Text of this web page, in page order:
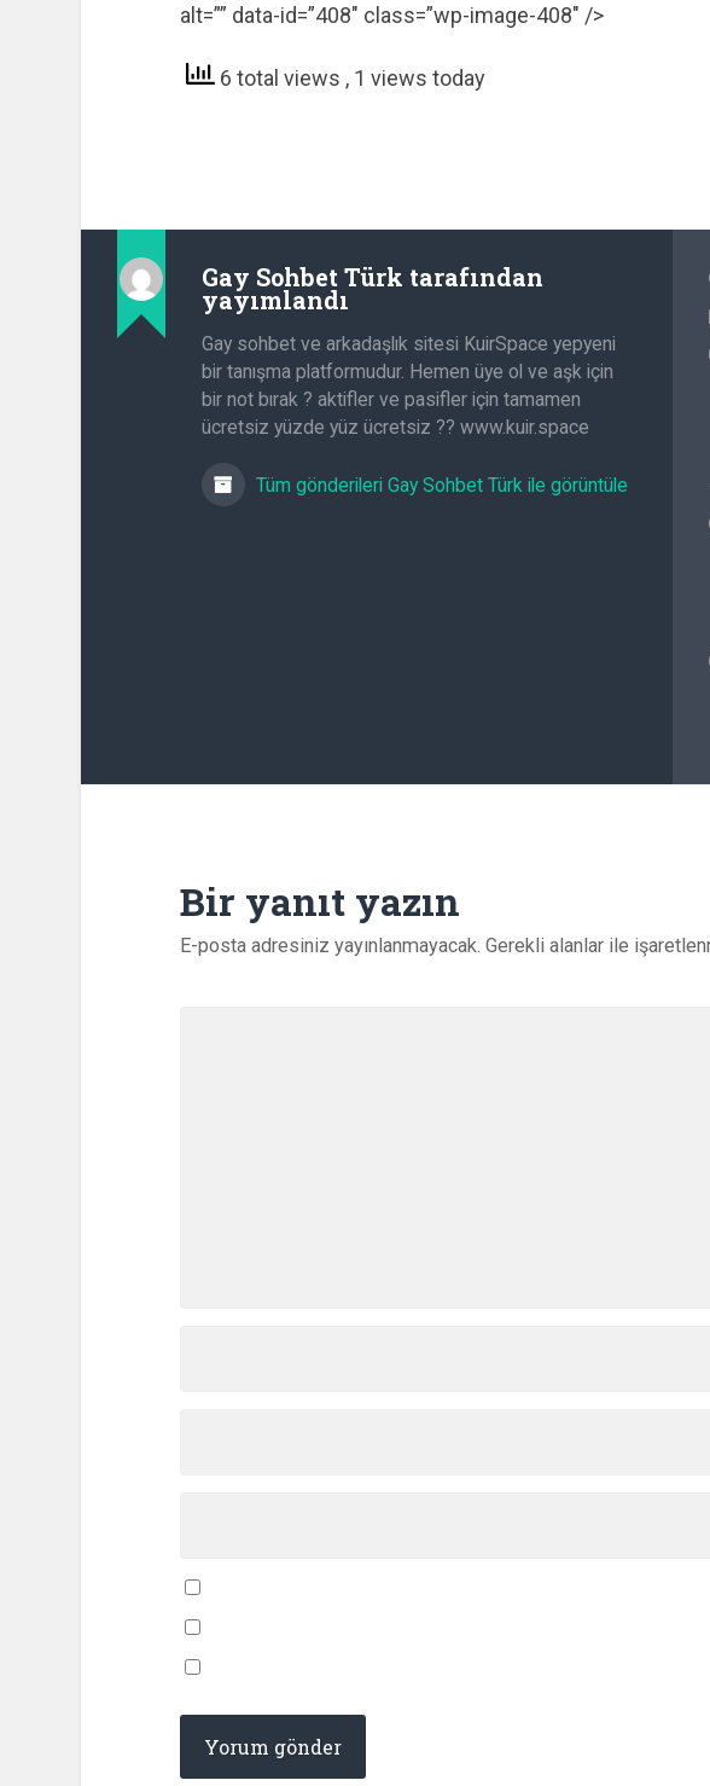
alt=”” data-id=”408″ class=”wp-image-408″ />
6 total views , 1 views today
Gay Sohbet Türk tarafından
yayımlandı
Gay sohbet ve arkadaşlık sitesi KuirSpace yepyeni
bir tanışma platformudur. Hemen üye ol ve aşk için
bir not bırak ? aktifler ve pasifler için tamamen
ücretsiz yüzde yüz ücretsiz ?? www.kuir.space
Tüm gönderileri Gay Sohbet Türk ile görüntüle
Bir yanıt yazın
E-posta adresiniz yayınlanmayacak. Gerekli alanlar ile